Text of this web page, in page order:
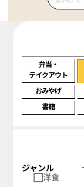
弁当・
テイクアウト
おみやげ
書籍
ジャンル
洋食